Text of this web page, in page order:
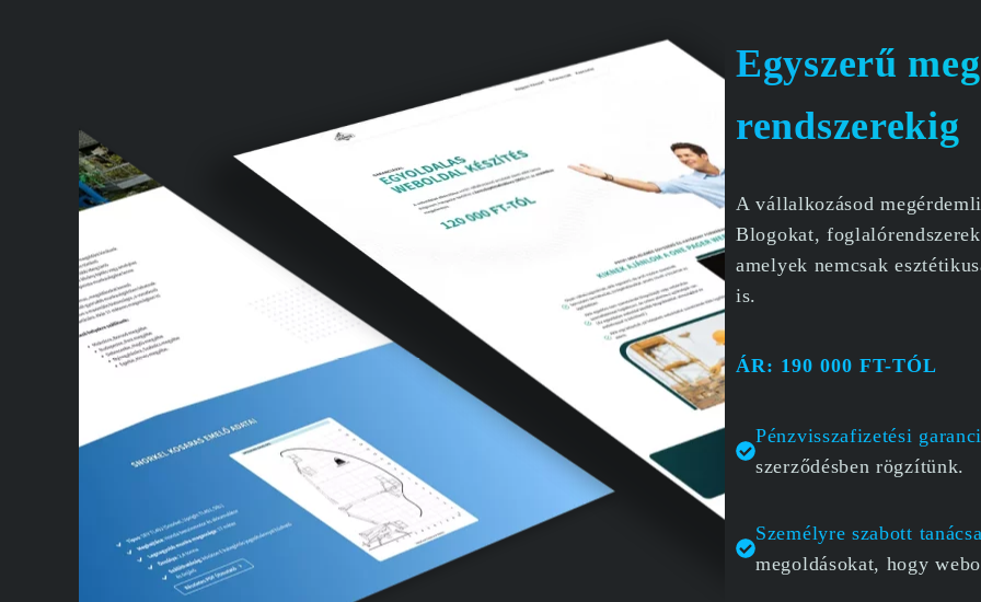
Egyszerű
rendszerekig
A vállalkozásod
Blogokat,
amelyek nemcsak
is.
ÁR: 190 000 FT-TÓL
Pénzvisszafizetési
szerződésben rögzítünk.
Személyre szabott
megoldásokat, hogy